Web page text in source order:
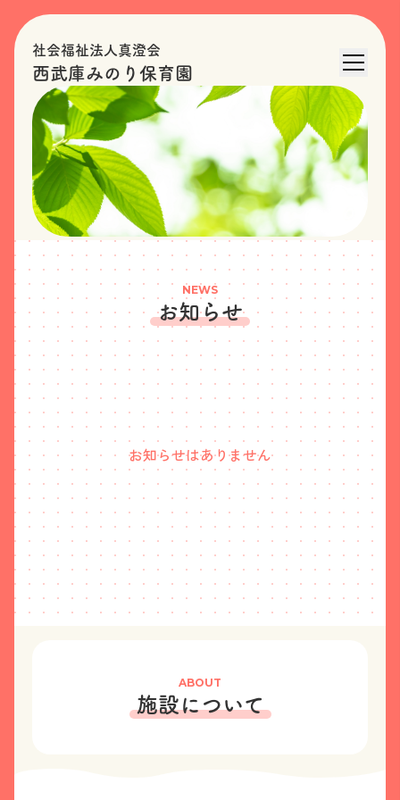
社会福祉法人真澄会
西武庫みのり保育園
NEWS
お知らせ
お知らせはありません
ABOUT
施設について